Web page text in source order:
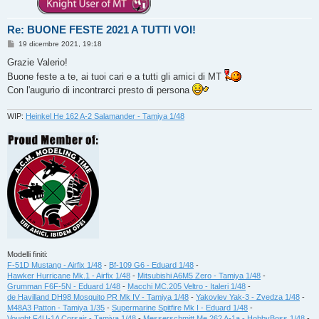
Re: BUONE FESTE 2021 A TUTTI VOI!
M
s
a
g
o
19 dicembre 2021, 19:18
Grazie Valerio!
Buone feste a te, ai tuoi cari e a tutti gli amici di MT
Con l'augurio di incontrarci presto di persona
WIP: Heinkel He 162 A-2 Salamander - Tamiya 1/48
Modelli finiti:
F-51D Mustang - Airfix 1/48 - Bf-109 G6 - Eduard 1/48 -
Hawker Hurricane Mk.1 - Airfix 1/48 - Mitsubishi A6M5 Zero - Tamiya 1/48 -
Grumman F6F-5N - Eduard 1/48 - Macchi MC.205 Veltro - Italeri 1/48 -
de Havilland DH98 Mosquito PR Mk IV - Tamiya 1/48 - Yakovlev Yak-3 - Zvedza 1/48 -
M48A3 Patton - Tamiya 1/35 - Supermarine Spitfire Mk I - Eduard 1/48 -